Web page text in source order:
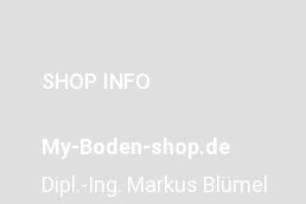
SHOP INFO
My-Boden-shop.de
Dipl.-Ing. Markus Blümel